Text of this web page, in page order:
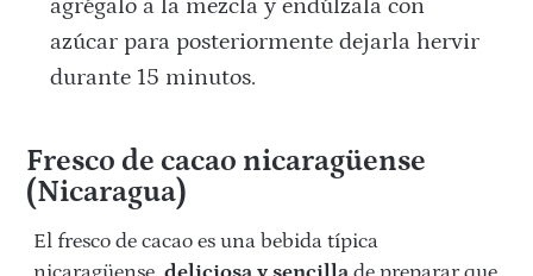
agrégalo a la mezcla y endúlzala con
azúcar para posteriormente dejarla hervir
durante 15 minutos.
Fresco de cacao nicaragüense
(Nicaragua)
El fresco de cacao es una bebida típica